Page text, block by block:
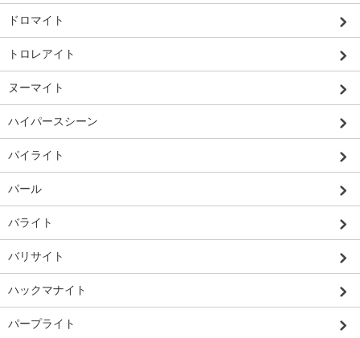
ドロマイト
トロレアイト
ヌーマイト
ハイパースシーン
パイライト
パール
バライト
バリサイト
ハックマナイト
パープライト